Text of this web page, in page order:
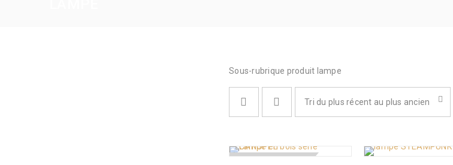
Sous-rubrique produit lampe
Tri du plus récent au plus ancien